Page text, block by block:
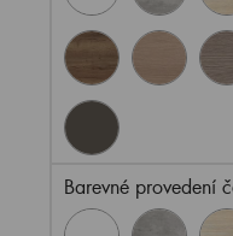
Barevné provedení